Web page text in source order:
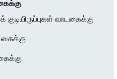
வாடகைக்கு